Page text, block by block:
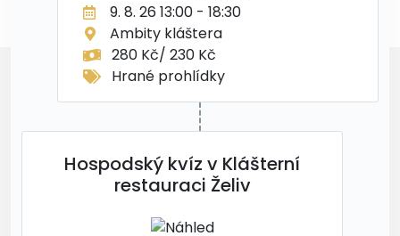
9. 8. 26 13:00 - 18:30
Ambity kláštera
280 Kč/ 230 Kč
Hrané prohlídky
Hospodský kvíz v Klášterní
restauraci Želiv